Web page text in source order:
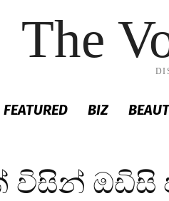
The
FEATURED BIZ
විසින් ඔඩිසි